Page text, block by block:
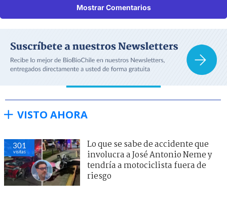
Mostrar Comentarios
VISTO AHORA
301
visitas
Lo que se sabe de accidente que
involucra a José Antonio Neme y
tendría a motociclista fuera de
riesgo